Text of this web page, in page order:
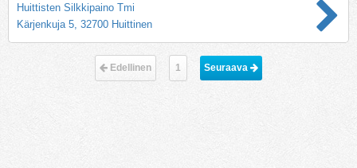
Huittisten Silkkipaino Tmi
Kärjenkuja 5, 32700 Huittinen
Edellinen 1 Seuraava